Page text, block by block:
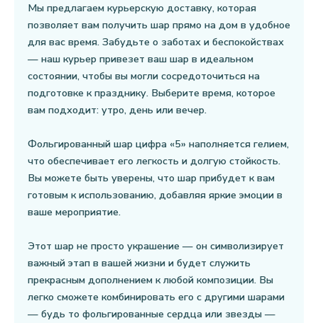
Мы предлагаем курьерскую доставку, которая
позволяет вам получить шар прямо на дом в удобное
для вас время. Забудьте о заботах и беспокойствах
— наш курьер привезет ваш шар в идеальном
состоянии, чтобы вы могли сосредоточиться на
подготовке к празднику. Выберите время, которое
вам подходит: утро, день или вечер.
Фольгированный шар цифра «5» наполняется гелием,
что обеспечивает его легкость и долгую стойкость.
Вы можете быть уверены, что шар прибудет к вам
готовым к использованию, добавляя яркие эмоции в
ваше мероприятие.
Этот шар не просто украшение — он символизирует
важный этап в вашей жизни и будет служить
прекрасным дополнением к любой композиции. Вы
легко сможете комбинировать его с другими шарами
— будь то фольгированные сердца или звезды —